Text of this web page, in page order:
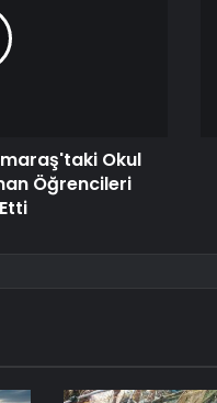
Okul
Öğrencileri